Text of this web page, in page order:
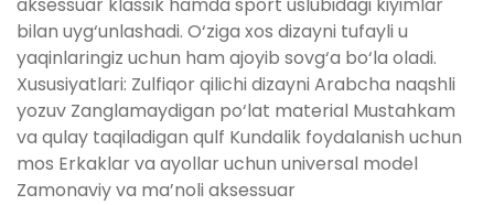
bilan uyg‘unlashadi. O‘ziga xos dizayni tufayli u
yaqinlaringiz uchun ham ajoyib sovg‘a bo‘la oladi.
Xususiyatlari: Zulfiqor qilichi dizayni Arabcha naqshli
yozuv Zanglamaydigan po‘lat material Mustahkam
va qulay taqiladigan qulf Kundalik foydalanish uchun
mos Erkaklar va ayollar uchun universal model
Zamonaviy va ma’noli aksessuar